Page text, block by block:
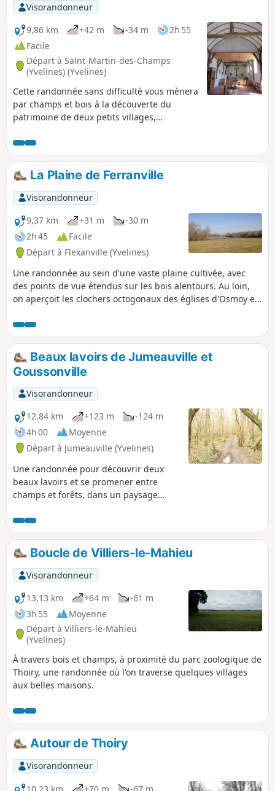
Visorandonneur
9,86 km
+42 m -34 m
2h 55
Facile
Départ à Saint-Martin-des-Champs
(Yvelines) (Yvelines)
Cette randonnée sans difficulté vous mènera
par champs et bois à la découverte du
patrimoine de deux petits villages,
grange. Tout cela dans le calme et la
tranquillité!
La Plaine de Ferranville
Visorandonneur
9,37 km
+31 m
-30 m
2h 45
Facile
Départ à Flexanville (Yvelines)
Une randonnée au sein d'une vaste plaine cultivée, avec
des points de vue étendus sur les bois alentours. Au loin,
on aperçoit les clochers octogonaux des églises d'Osmoy et
Beaux lavoirs de Jumeauville et
Goussonville
Visorandonneur
12,84 km
+123 m
-124 m
4h 00
Moyenne
Départ à Jumeauville (Yvelines)
Une randonnée pour découvrir deux
beaux lavoirs et se promener entre
champs et forêts, dans un paysage
Boucle de Villiers-le-Mahieu
Visorandonneur
13,13 km
+64 m
-61 m
3h 55
Moyenne
Départ à Villiers-le-Mahieu
(Yvelines)
À travers bois et champs, à proximité du parc zoologique de
Thoiry, une randonnée où l'on traverse quelques villages
aux belles maisons.
Autour de Thoiry
Visorandonneur
10,23 km
+70 m
-67 m